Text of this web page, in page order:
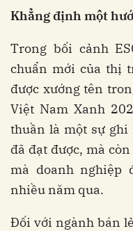
Khẳng định một
Trong bối cảnh
chuẩn mới của thị
được xướng tên
Việt Nam Xanh
thuần là một sự
đã đạt được, mà
mà doanh nghiệp
nhiều năm qua.
Đối với ngành bán